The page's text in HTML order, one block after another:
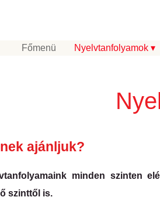
Főmenü Nyelvtanfolyamok ▾
ajánljuk?
minden szinten
szinttől is.